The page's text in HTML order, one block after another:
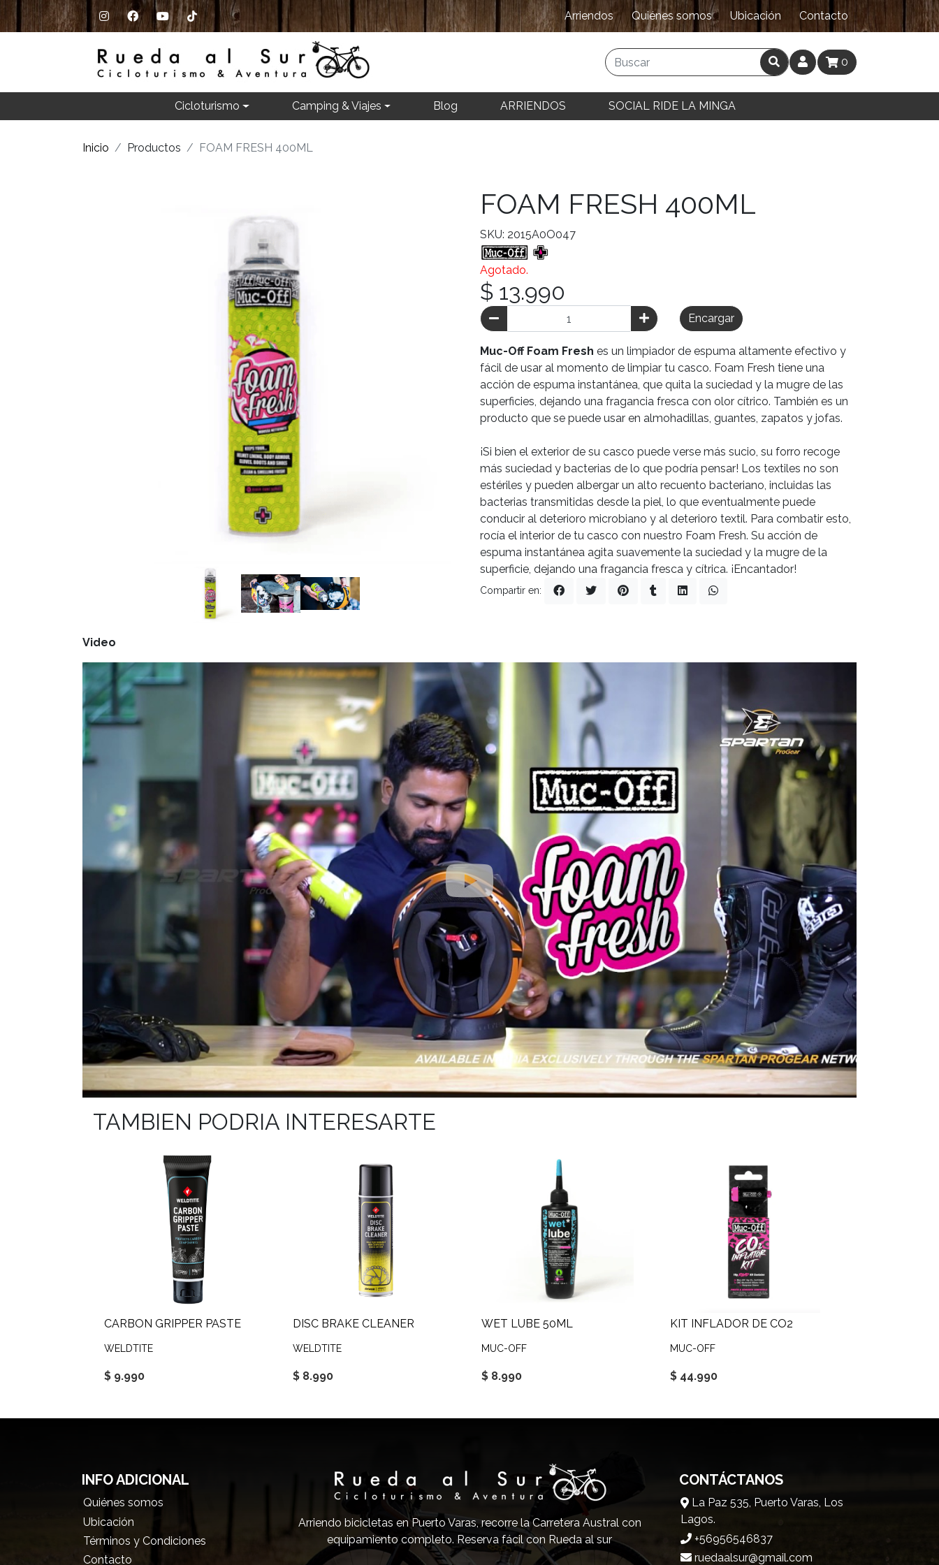
Arriendos Quiénes somos Ubicación Contacto
0
Cicloturismo Camping & Viajes Blog ARRIENDOS SOCIAL RIDE LA MINGA
Inicio Productos FOAM FRESH 400ML
FOAM FRESH 400ML
SKU: 2015A0O047
Agotado.
$ 13.990
Encargar
Muc-Off Foam Fresh es un limpiador de espuma altamente efectivo y
fácil de usar al momento de limpiar tu casco. Foam Fresh tiene una
acción de espuma instantánea, que quita la suciedad y la mugre de las
superficies, dejando una fragancia fresca con olor cítrico. También es un
producto que se puede usar en almohadillas, guantes, zapatos y jofas.
¡Si bien el exterior de su casco puede verse más sucio, su forro recoge
más suciedad y bacterias de lo que podría pensar! Los textiles no son
estériles y pueden albergar un alto recuento bacteriano, incluidas las
bacterias transmitidas desde la piel, lo que eventualmente puede
conducir al deterioro microbiano y al deterioro textil. Para combatir esto,
rocía el interior de tu casco con nuestro Foam Fresh. Su acción de
espuma instantánea agita suavemente la suciedad y la mugre de la
superficie, dejando una fragancia fresca y cítrica. ¡Encantador!
Compartir en:
Video
TAMBIEN PODRIA INTERESARTE
CARBON GRIPPER PASTE
WELDTITE
$ 9.990
DISC BRAKE CLEANER
WELDTITE
$ 8.990
WET LUBE 50ML
MUC-OFF
$ 8.990
KIT INFLADOR DE CO2
MUC-OFF
$ 44.990
INFO ADICIONAL
Quiénes somos
Ubicación
Términos y Condiciones
Contacto
Arriendo bicicletas en Puerto Varas, recorre la Carretera Austral con
equipamiento completo. Reserva fácil con Rueda al sur
CONTÁCTANOS
La Paz 535, Puerto Varas, Los
Lagos.
+56956546837
ruedaalsur@gmail.com